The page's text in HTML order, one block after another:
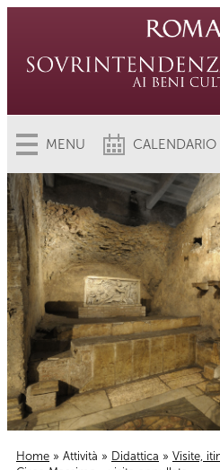
MENU CALENDARIO
Home » Attività » Didattica » Visite,